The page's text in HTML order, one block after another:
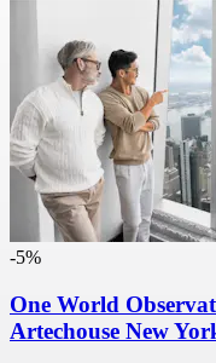
-5%
One World
Artechouse New